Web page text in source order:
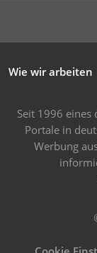
Wie wir arbeiten
Seit 1996 eines
Portale in
Werbung